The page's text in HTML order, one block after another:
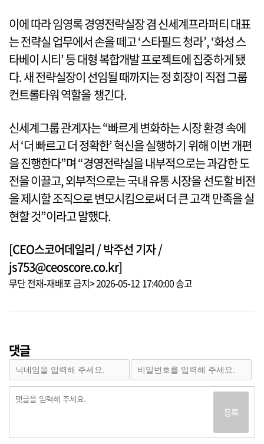
이에 따라 임영록 경영전략실장 겸 신세계프라퍼티 대표
는 전략실 업무에서 손을 떼고 ‘스타필드 청라’, ‘화성 스
타베이 시티’ 등 대형 복합개발 프로젝트에 집중하게 됐
다. 새 전략실장이 선임될 때까지는 정 회장이 직접 그룹
컨트롤타워 역할을 챙긴다.
신세계그룹 관계자는 “빠르게 변화하는 시장 환경 속에
서 ‘더 빠르고 더 정확한’ 혁신을 실행하기 위해 이번 개편
을 진행한다”며 “경영전략실을 내부적으로는 과감한 도
전을 이끌고, 외부적으로는 국내 유통 시장을 선도할 비전
을 제시할 조직으로 변모시킴으로써 더 큰 고객 만족을 실
현할 것”이라고 말했다.
[CEO스코어데일리 / 박주선 기자 /
js753@ceoscore.co.kr]
무단 전재-재배포 금지> 2026-05-12 17:40:00 송고
댓글
등록